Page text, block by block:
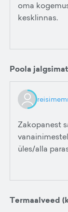
oma
kesklinnas.
Poola
Zakopanest
üles/alla
Termaalveed